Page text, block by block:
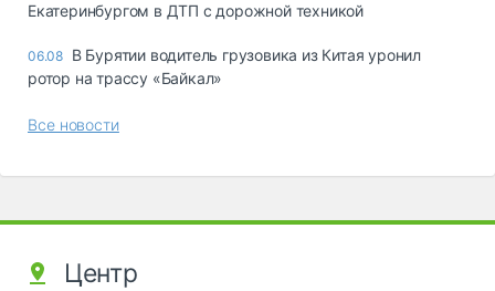
Екатеринбургом в ДТП с дорожной техникой
06.08 В Бурятии водитель грузовика из Китая уронил
ротор на трассу «Байкал»
Все новости
Центр